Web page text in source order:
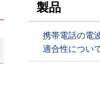
製品
携帯電話の電
適合性につい